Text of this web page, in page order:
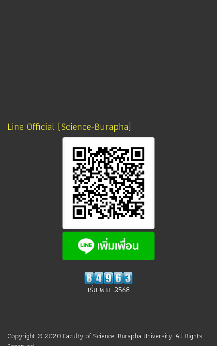
Line Official (Science-Burapha)
เริ่ม พ.ย. 2568
Copyright © 2020 Faculty of Science, Burapha University. All Rights